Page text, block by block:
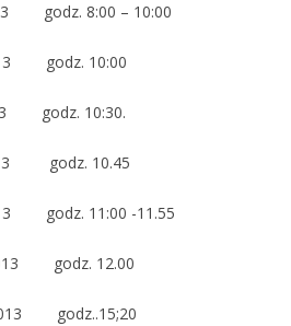
godz. 8:00 – 10:00
godz. 10:00
godz. 10:30.
godz. 10.45
11:00 -11.55
12.00